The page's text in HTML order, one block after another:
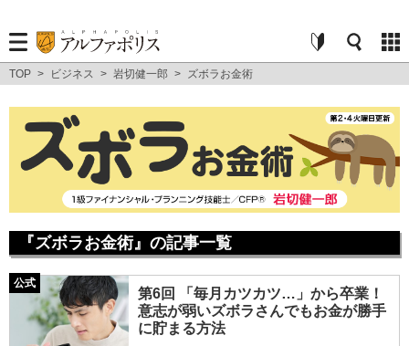
TOP > ビジネス > 岩切健一郎 > ズボラお金術
『ズボラお金術』の記事一覧
第6回 「毎月カツカツ…」から卒業！
意志が弱いズボラさんでもお金が勝手
に貯まる方法